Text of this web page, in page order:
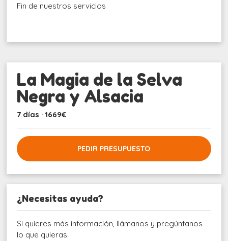
Fin de nuestros servicios
La Magia de la Selva
Negra y Alsacia
7 días · 1669€
PEDIR PRESUPUESTO
¿Necesitas ayuda?
Si quieres más información, llámanos y pregúntanos
lo que quieras.